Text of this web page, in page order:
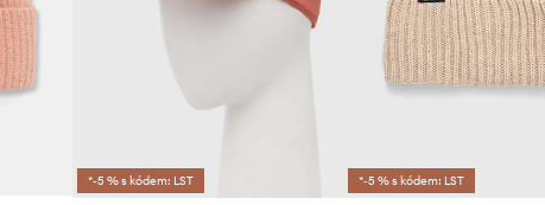
*-5 % s kódem: LST *-5 % s kódem: LST